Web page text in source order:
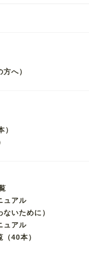
へ）
）
ュアル
いために）
ュアル
40本）